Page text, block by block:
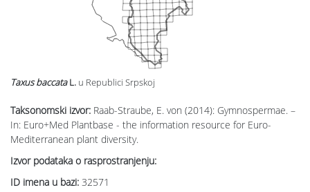
Taksonomski izvor: Raab-Straube, E. von (2014): Gymnospermae. –
In: Euro+Med Plantbase - the information resource for Euro-
Mediterranean plant diversity.
Izvor podataka o rasprostranjenju:
ID imena u bazi: 32571
Taxus baccataL. u Republici Srpskoj